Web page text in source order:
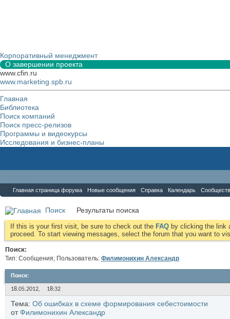
Корпоративный менеджмент
О завершении проекта
www.cfin.ru
www.marketing.spb.ru
Главная
Библиотека
Поиск компаний
Поиск пресс-релизов
Программы и видеокурсы
Исследования и бизнес-планы
Главная страница форума Новые сообщения Справка Календарь
Поиск Результаты поиска
If this is your first visit, be sure to check out the FAQ by clicking the link
proceed. To start viewing messages, select the forum that you want to
Поиск:
Тип: Сообщения; Пользователь: Филимонихин Александр
Поиск:
18.05.2012, 18:32
Тема: Об ошибках в схеме формирования себестоимости
отФилимонихин Александр